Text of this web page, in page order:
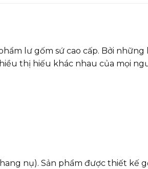
lư gốm sứ cao cấp. Bởi
thị hiếu khác nhau của mọi
nụ). Sản phẩm được thiết kế